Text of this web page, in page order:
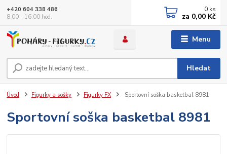
Menu
Hledat
+420 604 338 486
8:00 - 16:00 hod.
0 ks
za 0,00 Kč
Úvod Figurky a sošky Figurky FX Sportovní soška basketbal 8981
Sportovní soška basketbal 8981